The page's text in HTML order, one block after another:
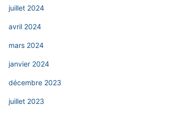
juillet 2024
avril 2024
mars 2024
janvier 2024
décembre 2023
juillet 2023